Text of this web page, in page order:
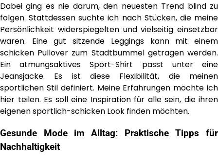
Dabei ging es nie darum, den neuesten Trend blind zu
folgen. Stattdessen suchte ich nach Stücken, die meine
Persönlichkeit widerspiegelten und vielseitig einsetzbar
waren. Eine gut sitzende Leggings kann mit einem
schicken Pullover zum Stadtbummel getragen werden.
Ein atmungsaktives Sport-Shirt passt unter eine
Jeansjacke. Es ist diese Flexibilität, die meinen
sportlichen Stil definiert. Meine Erfahrungen möchte ich
hier teilen. Es soll eine Inspiration für alle sein, die ihren
eigenen sportlich-schicken Look finden möchten.
Gesunde Mode im Alltag: Praktische Tipps für
Nachhaltigkeit